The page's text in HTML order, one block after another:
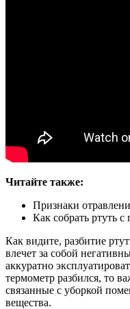
Читайте также:
Признаки
Как собрать ртуть с
Как видите, разбитие
влечет за собой
аккуратно
термометр разбился, то
связанные с уборкой
вещества.